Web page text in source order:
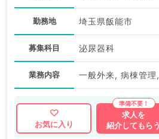
勤務地 埼玉県飯能市
募集科目 泌尿器科
業務内容 一般外来, 病棟管理
お気に入り
求人を
紹介してもらう